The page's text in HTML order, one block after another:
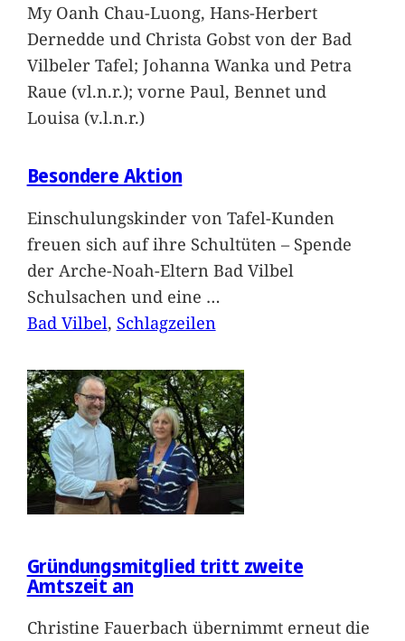
My Oanh Chau-Luong, Hans-Herbert
Dernedde und Christa Gobst von der Bad
Vilbeler Tafel; Johanna Wanka und Petra
Raue (vl.n.r.); vorne Paul, Bennet und
Louisa (v.l.n.r.)
Besondere Aktion
Einschulungskinder von Tafel-Kunden
freuen sich auf ihre Schultüten – Spende
der Arche-Noah-Eltern Bad Vilbel
Schulsachen und eine …
Bad Vilbel, Schlagzeilen
Gründungsmitglied tritt zweite
Amtszeit an
Christine Fauerbach übernimmt erneut die